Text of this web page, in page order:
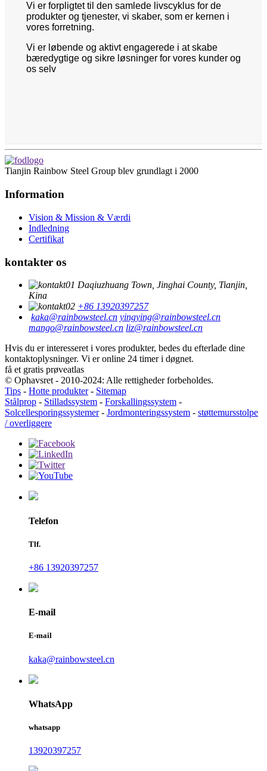
Vi er forpligtet til den samlede livscyklus for de
produkter og tjenester, vi skaber, som er kernen i
vores forretning.
Vi er løbende og aktivt engagerede i at skabe
bæredygtige og sikre løsninger for vores kunder og
os selv
Tianjin Rainbow Steel Group blev grundlagt i 2000
Information
Vision & Mission & Værdi
Indledning
Certifikat
kontakter os
Daqiuzhuang Town, Jinghai County, Tianjin,
Kina
+86 13920397257
kaka@rainbowsteel.cn yingying@rainbowsteel.cn
mango@rainbowsteel.cn liz@rainbowsteel.cn
Hvis du er interesseret i vores produkter, bedes du efterlade dine
kontaktoplysninger. Vi er online 24 timer i døgnet.
få et gratis prøveatlas
© Ophavsret - 2010-2024: Alle rettigheder forbeholdes.
Tips - Hotte produkter- Sitemap
Stålprop - Stilladssystem - Forskallingssystem -
Solcellesporingssystemer- Jordmonteringssystem - støttemursstolpe
/ overliggere
Telefon
Tlf.
+86 13920397257
E-mail
E-mail
kaka@rainbowsteel.cn
WhatsApp
whatsapp
13920397257